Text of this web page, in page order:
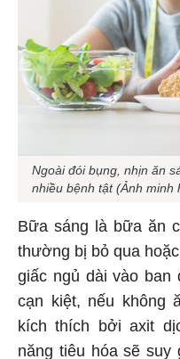
Ngoài đói bụng, nhịn ăn
nhiều bệnh tật (Ảnh minh
Bữa sáng là bữa ăn
thường bị bỏ qua
giấc ngủ dài vào
cạn kiệt, nếu không
kích thích bởi axit
năng tiêu hóa sẽ suy